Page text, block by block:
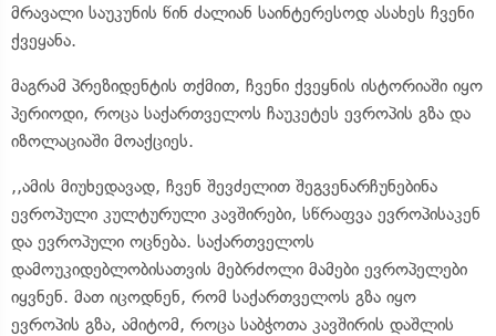
მრავალი საუკუნის წინ ძალიან საინტერესოდ ასახეს ჩვენი
ქვეყანა.
მაგრამ პრეზიდენტის თქმით, ჩვენი ქვეყნის ისტორიაში იყო
პერიოდი, როცა საქართველოს ჩაუკეტეს ევროპის გზა და
იზოლაციაში მოაქციეს.
,,ამის მიუხედავად, ჩვენ შევძელით შეგვენარჩუნებინა
ევროპული კულტურული კავშირები, სწრაფვა ევროპისაკენ
და ევროპული ოცნება. საქართველოს
დამოუკიდებლობისათვის მებრძოლი მამები ევროპელები
იყვნენ. მათ იცოდნენ, რომ საქართველოს გზა იყო
ევროპის გზა, ამიტომ, როცა საბჭოთა კავშირის დაშლის